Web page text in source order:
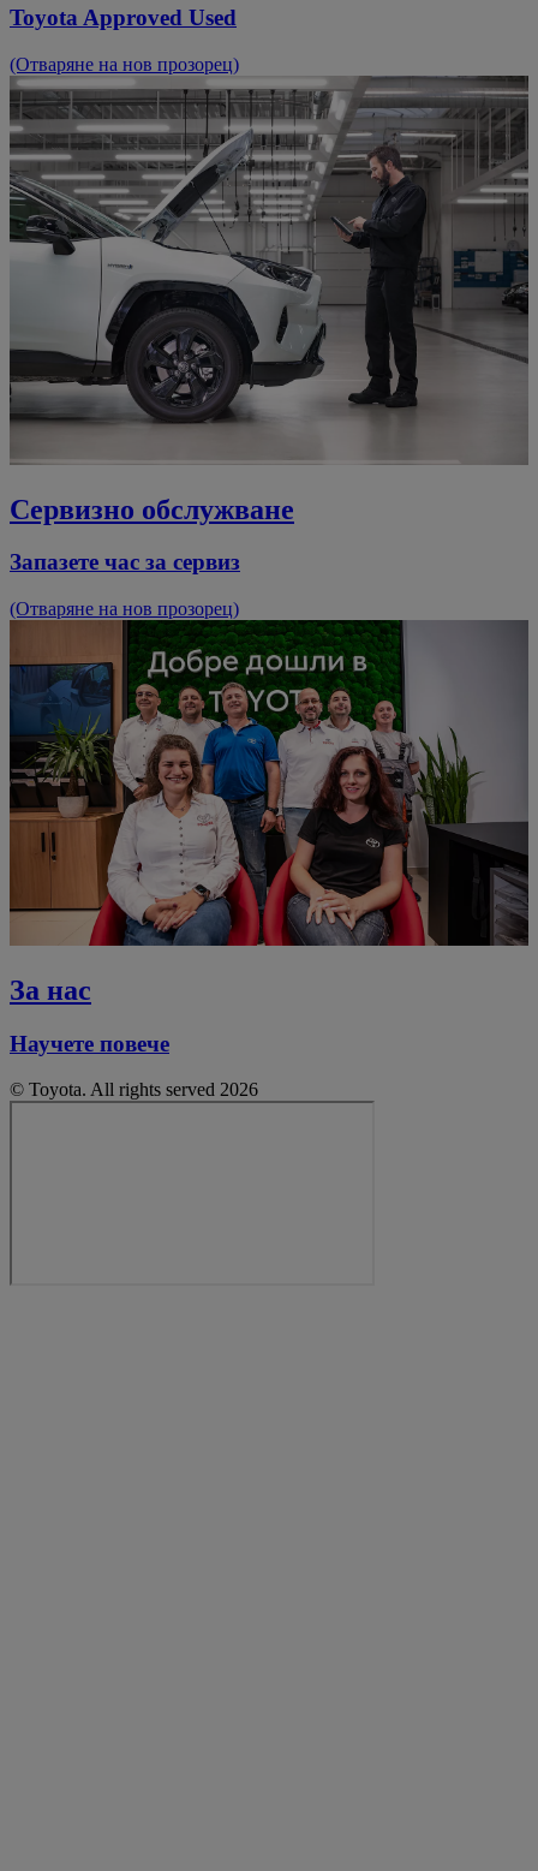
Toyota Approved Used
(Отваряне на нов прозорец)
Сервизно обслужване
Запазете час за сервиз
(Отваряне на нов прозорец)
За нас
Научете повече
© Toyota. All rights served 2026